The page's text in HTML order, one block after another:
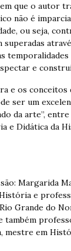
que o autor
não é
ou seja,
e
e os conceitos
ser um
da arte”,
e Didática da
Margarida
e
Grande do
também
mestre em